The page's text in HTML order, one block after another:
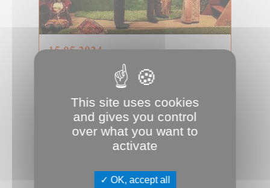
15.05.2024
Les enfants de Maurice Domon
Chés Cabotans remettent sur
scène L’Enfant de la roulotte, de leur
fondateur Maurice Domon. Première
Culture & Patrimoine
JDA
This site uses cookies
and gives you control
over what you want to
activate
OK, accept all